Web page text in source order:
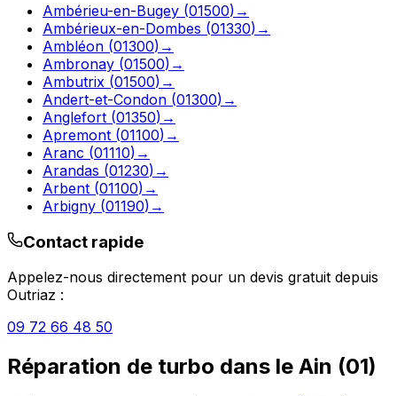
Ambérieu-en-Bugey (01500) →
Ambérieux-en-Dombes (01330) →
Ambléon (01300) →
Ambronay (01500) →
Ambutrix (01500) →
Andert-et-Condon (01300) →
Anglefort (01350) →
Apremont (01100) →
Aranc (01110) →
Arandas (01230) →
Arbent (01100) →
Arbigny (01190) →
Contact rapide
Appelez-nous directement pour un devis gratuit depuis
Outriaz :
09 72 66 48 50
Réparation de turbo dans le Ain (01)